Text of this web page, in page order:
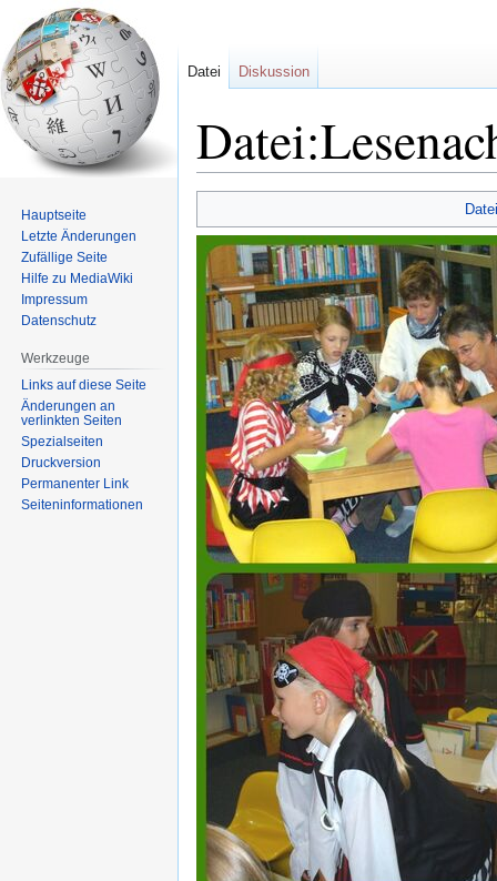
Navigation
springen
Suche
springen
Datei Diskussion
Hauptseite
Letzte Änderungen
Zufällige Seite
Hilfe zu MediaWiki
Impressum
Datenschutz
Werkzeuge
Links auf diese Seite
Änderungen an
verlinkten Seiten
Spezialseiten
Druckversion
Permanenter Link
Seiten­informationen